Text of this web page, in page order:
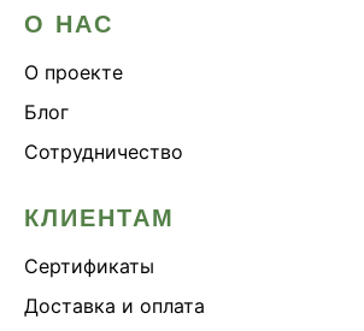
О НАС
О проекте
Блог
Сотрудничество
КЛИЕНТАМ
Сертификаты
Доставка и оплата